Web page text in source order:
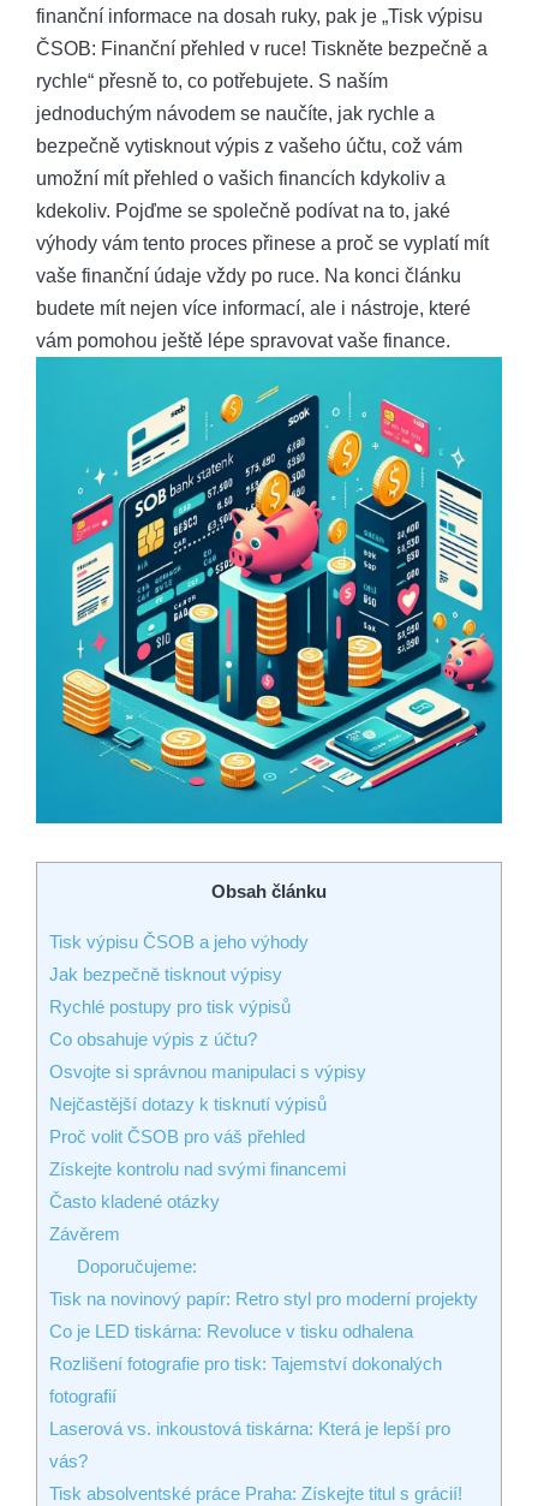
finanční informace na⁤ dosah ⁤ruky,⁤ pak je „Tisk‌ výpisu
ČSOB: Finanční přehled⁢ v ruce! Tiskněte bezpečně a
⁣rychle“ přesně to, co potřebujete. S naším
jednoduchým⁣ návodem se naučíte, jak rychle a
bezpečně ‌vytisknout výpis z vašeho účtu, což vám
umožní mít přehled o vašich financích kdykoliv a
kdekoliv.⁤ Pojďme se společně podívat⁤ na to, jaké
výhody vám tento proces přinese a proč se vyplatí mít
vaše finanční údaje vždy​ po ⁣ruce. Na ​konci⁤ článku
budete mít nejen více ‌informací, ale i nástroje, které
vám pomohou ještě lépe spravovat vaše finance.
Obsah článku
Tisk výpisu ČSOB⁤ a jeho výhody
Jak bezpečně ⁢tisknout výpisy
Rychlé postupy pro​ tisk výpisů
Co obsahuje výpis z účtu?
Osvojte⁣ si správnou manipulaci s výpisy
Nejčastější⁤ dotazy k tisknutí výpisů
Proč‌ volit ČSOB pro⁢ váš přehled
Získejte ⁣kontrolu nad‌ svými financemi
Často ⁢kladené ⁢otázky
Závěrem
Doporučujeme:
Tisk na novinový papír: Retro styl pro moderní projekty
Co je LED tiskárna: Revoluce v tisku odhalena
Rozlišení fotografie pro tisk: Tajemství dokonalých
fotografií
Laserová vs. inkoustová tiskárna: Která je lepší pro
vás?
Tisk absolventské práce Praha: Získejte titul s grácií!